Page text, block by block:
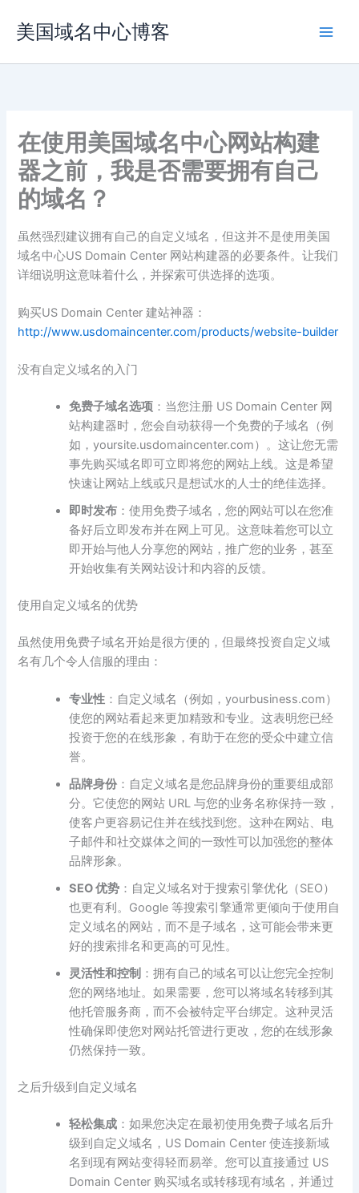
容
美国域名中心博客
在使用美国域名中心网站构建
器之前，我是否需要拥有自己
的域名？
虽然强烈建议拥有自己的自定义域名，但这并不是使用美国
域名中心US Domain Center 网站构建器的必要条件。让我们
详细说明这意味着什么，并探索可供选择的选项。
购买US Domain Center 建站神器：
http://www.usdomaincenter.com/products/website-builder
没有自定义域名的入门
免费子域名选项 ：当您注册 US Domain Center 网
站构建器时，您会自动获得一个免费的子域名（例
如，yoursite.usdomaincenter.com）。这让您无需
事先购买域名即可立即将您的网站上线。这是希望
快速让网站上线或只是想试水的人士的绝佳选择。
即时发布 ：使用免费子域名，您的网站可以在您准
备好后立即发布并在网上可见。这意味着您可以立
即开始与他人分享您的网站，推广您的业务，甚至
开始收集有关网站设计和内容的反馈。
使用自定义域名的优势
虽然使用免费子域名开始是很方便的，但最终投资自定义域
名有几个令人信服的理由：
专业性 ：自定义域名（例如，yourbusiness.com）
使您的网站看起来更加精致和专业。这表明您已经
投资于您的在线形象，有助于在您的受众中建立信
誉。
品牌身份 ：自定义域名是您品牌身份的重要组成部
分。它使您的网站 URL 与您的业务名称保持一致，
使客户更容易记住并在线找到您。这种在网站、电
子邮件和社交媒体之间的一致性可以加强您的整体
品牌形象。
SEO 优势 ：自定义域名对于搜索引擎优化（SEO）
也更有利。Google 等搜索引擎通常更倾向于使用自
定义域名的网站，而不是子域名，这可能会带来更
好的搜索排名和更高的可见性。
灵活性和控制 ：拥有自己的域名可以让您完全控制
您的网络地址。如果需要，您可以将域名转移到其
他托管服务商，而不会被特定平台绑定。这种灵活
性确保即使您对网站托管进行更改，您的在线形象
仍然保持一致。
之后升级到自定义域名
轻松集成 ：如果您决定在最初使用免费子域名后升
级到自定义域名，US Domain Center 使连接新域
名到现有网站变得轻而易举。您可以直接通过 US
Domain Center 购买域名或转移现有域名，并通过